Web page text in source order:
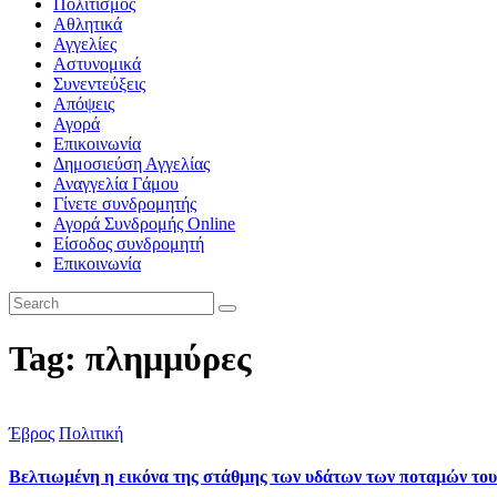
Αθλητικά
Αγγελίες
Αστυνομικά
Συνεντεύξεις
Απόψεις
Αγορά
Επικοινωνία
Δημοσιεύση Αγγελίας
Αναγγελία Γάμου
Γίνετε συνδρομητής
Αγορά Συνδρομής Online
Είσοδος συνδρομητή
Επικοινωνία
Tag: πλημμύρες
Έβρος Πολιτική
Βελτιωμένη η εικόνα της στάθμης των υδάτων των ποταμών